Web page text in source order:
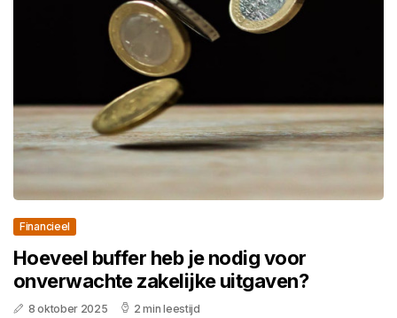
Financieel
Hoeveel buffer heb je nodig voor
onverwachte zakelijke uitgaven?
8 oktober 2025 2 min leestijd